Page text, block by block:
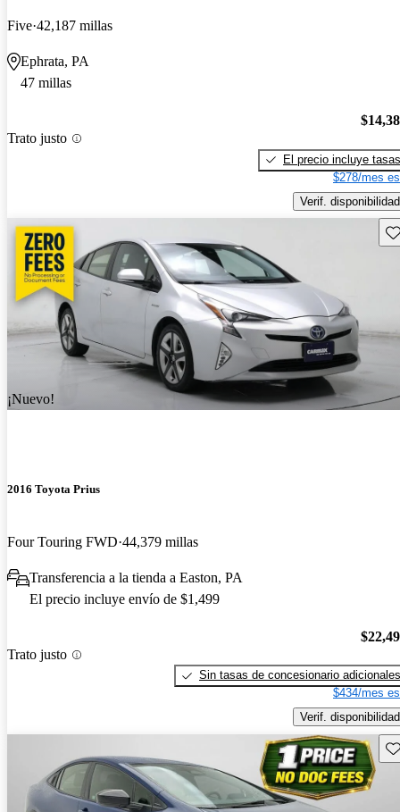
Five 42,187 millas
Ephrata, PA
47 millas
Trato justo
El precio incluye tasas
$278/mes
Verif. disponibilidad
¡Nuevo!
2016 Toyota Prius
Four Touring FWD 44,379 millas
Transferencia a la tienda a Easton, PA
El precio incluye envío de $1,499
Trato justo
Sin tasas de concesionario adicionales
$434/mes
Verif. disponibilidad